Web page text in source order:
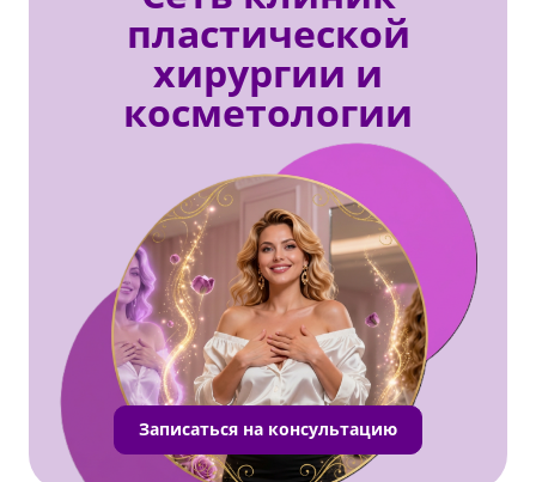
пластической
хирургии и
косметологии
Записаться на консультацию